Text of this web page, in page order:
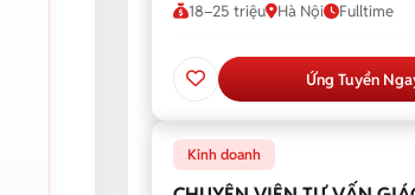
18–25 triệu Hà Nội Fulltime
Ứng Tuyển
Kinh doanh